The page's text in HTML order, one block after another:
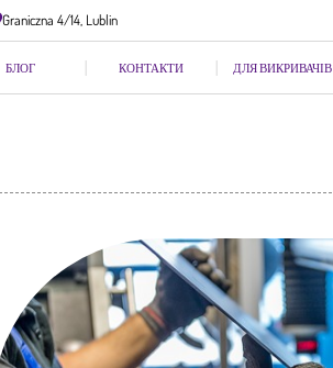
Graniczna 4/14, Lublin
БЛОГ КОНТАКТИ ДЛЯ ВИКРИВАЧІВ